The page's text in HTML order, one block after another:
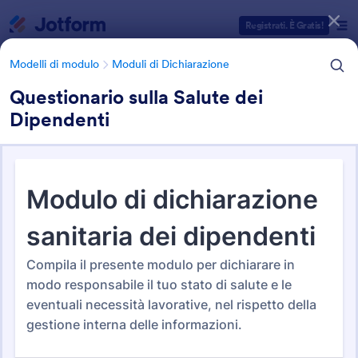
Registrati. È Gratis!
Modelli di modulo Moduli di Dichiarazione
Questionario sulla Salute dei
Dipendenti
Moduli di Dichiarazione
63 Template
Categorie Template Moduli